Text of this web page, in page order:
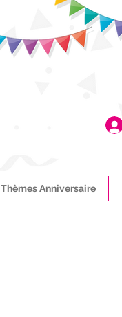
Thèmes Anniversaire